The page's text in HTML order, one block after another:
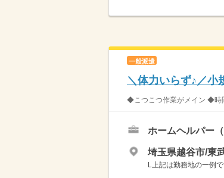
一般派遣
＼体力いらず♪／
◆こつこつ作業がメイン ◆時
ホームヘルパー（
埼玉県越谷市/東
L上記は勤務地の一例